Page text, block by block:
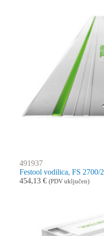
491937
Festool vodilica, FS 2700/2
454,13 € (PDV uključen)